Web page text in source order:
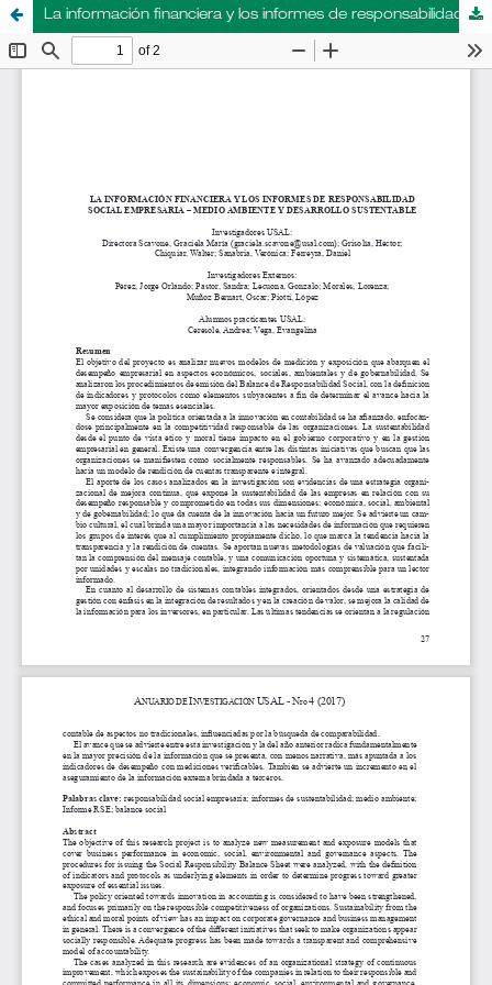
La información financiera y los informes de responsabilidad social empresaria – medio ambiente y desarrollo sustentable